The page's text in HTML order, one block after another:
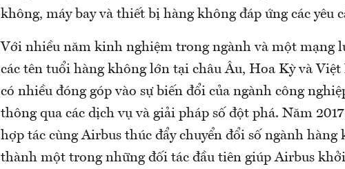
không, máy bay và thiết bị hàng không đáp ứng các yêu
Với nhiều năm kinh nghiệm trong ngành và một mạng
các tên tuổi hàng không lớn tại châu Âu, Hoa Kỳ và Việt
có nhiều đóng góp vào sự biến đổi của ngành công
thông qua các dịch vụ và giải pháp số đột phá. Năm
hợp tác cùng Airbus thúc đẩy chuyển đổi số ngành
thành một trong những đối tác đầu tiên giúp Airbus